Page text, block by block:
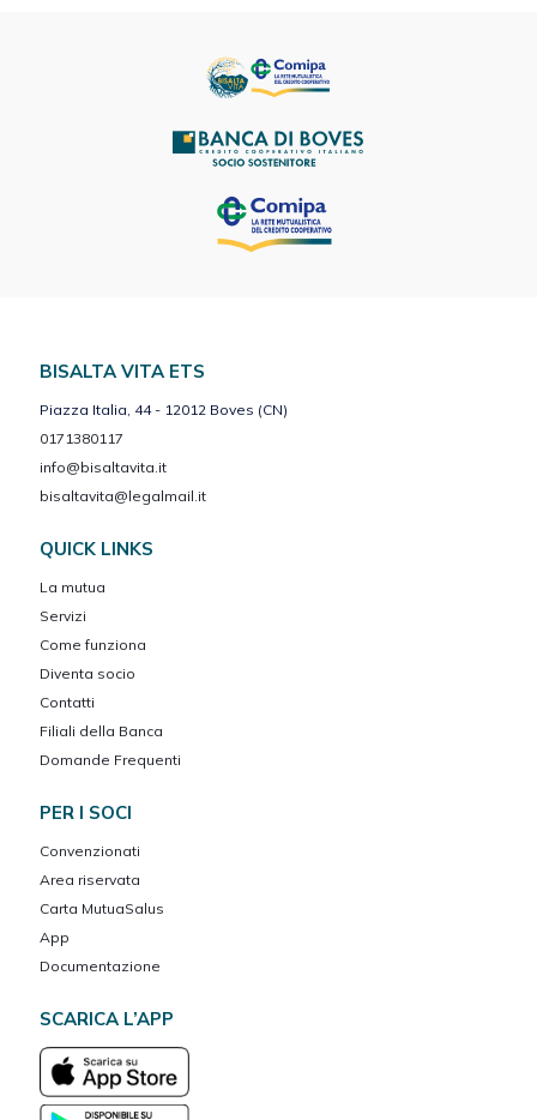
BISALTA VITA ETS
Piazza Italia, 44 - 12012 Boves (CN)
0171380117
info@bisaltavita.it
bisaltavita@legalmail.it
QUICK LINKS
La mutua
Servizi
Come funziona
Diventa socio
Contatti
Filiali della Banca
Domande Frequenti
PER I SOCI
Convenzionati
Area riservata
Carta MutuaSalus
App
Documentazione
SCARICA L’APP